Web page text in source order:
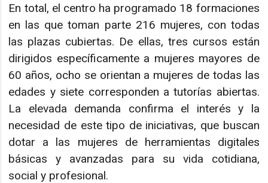
En total, el centro ha programado 18 formaciones
en las que toman parte 216 mujeres, con todas
las plazas cubiertas. De ellas, tres cursos están
dirigidos específicamente a mujeres mayores de
60 años, ocho se orientan a mujeres de todas las
edades y siete corresponden a tutorías abiertas.
La elevada demanda confirma el interés y la
necesidad de este tipo de iniciativas, que buscan
dotar a las mujeres de herramientas digitales
básicas y avanzadas para su vida cotidiana,
social y profesional.